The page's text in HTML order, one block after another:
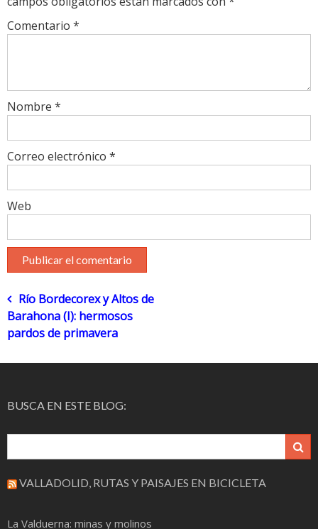
Comentario *
Nombre *
Correo electrónico *
Web
Navegación
de
entradas
Río Bordecorex y Altos de
Barahona (I): hermosos
pardos de primavera
BUSCA EN ESTE BLOG:
VALLADOLID, RUTAS Y PAISAJES EN BICICLETA
La Valduerna: minas y molinos